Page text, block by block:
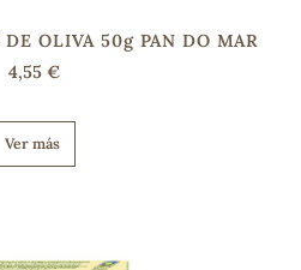
DE OLIVA 50g PAN DO MAR
4,55 €
Ver más